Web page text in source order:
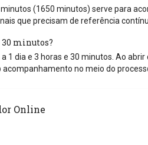
(1650 minutos) serve para
que precisam de referência
minutos?
1 dia e 3 horas e 30 minutos. Ao
no meio do
Online